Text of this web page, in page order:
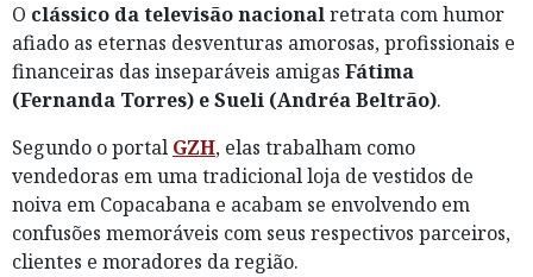
O clássico da televisão nacionalretrata com humor
afiado as eternas desventuras amorosas, profissionais e
financeiras das inseparáveis amigas Fátima
(Fernanda Torres) e Sueli (Andréa Beltrão).
Segundo o portal GZH, elas trabalham como
vendedoras em uma tradicional loja de vestidos de
noiva em Copacabana e acabam se envolvendo em
confusões memoráveis com seus respectivos parceiros,
clientes e moradores da região.